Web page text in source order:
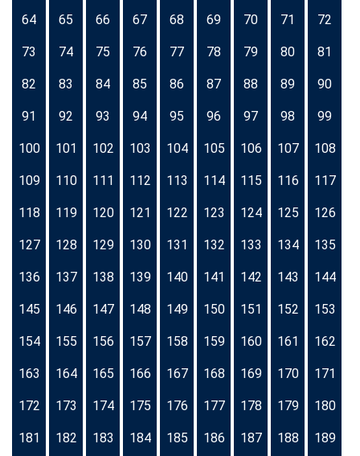
64 65 66 67 68 69 70 71 72
73 74 75 76 77 78 79 80 81
82 83 84 85 86 87 88 89 90
91 92 93 94 95 96 97 98 99
100 101 102 103 104 105 106 107 108
109 110 111 112 113 114 115 116 117
118 119 120 121 122 123 124 125 126
127 128 129 130 131 132 133 134 135
136 137 138 139 140 141 142 143 144
145 146 147 148 149 150 151 152 153
154 155 156 157 158 159 160 161 162
163 164 165 166 167 168 169 170 171
172 173 174 175 176 177 178 179 180
181 182 183 184 185 186 187 188 189